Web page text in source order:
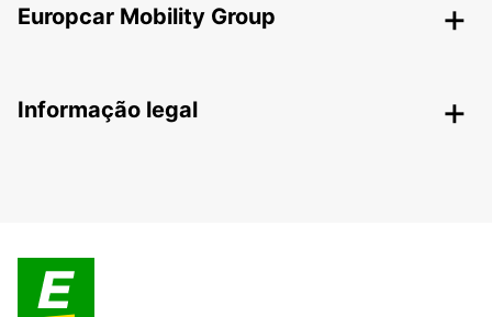
Europcar Mobility Group
Informação legal